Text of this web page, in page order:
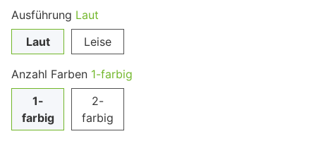
Ausführung Laut
Laut
Leise
Anzahl Farben 1-farbig
1-
farbig
2-
farbig